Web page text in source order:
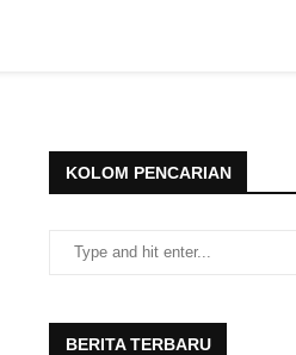
KOLOM PENCARIAN
BERITA TERBARU